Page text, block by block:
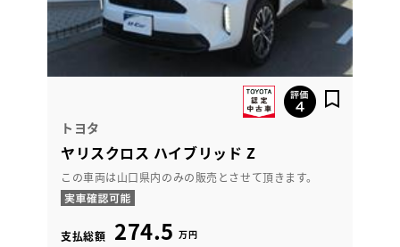
トヨタ
ヤリスクロス ハイブリッド Z
この車両は山口県内のみの販売とさせて頂きます。
支払総額 274.5 万円